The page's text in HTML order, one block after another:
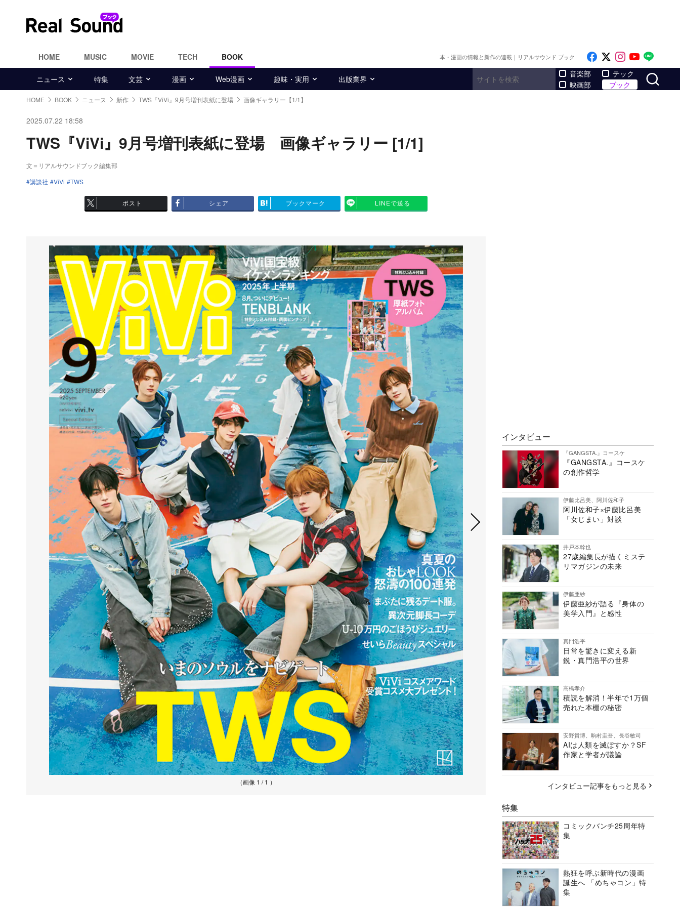
HOME MUSIC MOVIE TECH BOOK 本・漫画の情報と新作の連載｜リアルサウンド ブック Like on Facebook
Follow on x
Follow on
Follow
ニュース 特集 文芸 漫画 Web漫画 趣味・実用 出版業界
音楽部
映画部
テック
ブック
HOME BOOK ニュース 新作 TWS『ViVi』9月号増刊表紙に登場 画像ギャラリー【1/1】
2025.07.22 18:58
TWS『ViVi』9月号増刊表紙に登場 画像ギャラリー [1/1]
文＝リアルサウンドブック編集部
講談社
ViVi TWS
ポスト シェア ブックマーク LINEで送る
（画像 1 / 1 ）
インタビュー
『GANGSTA.』コースケ
『GANGSTA.』コースケ
の創作哲学
伊藤比呂美、阿川佐和子
阿川佐和子×伊藤比呂美
「女じまい」対談
井戸本幹也
27歳編集長が描くミステ
リマガジンの未来
伊藤亜紗
伊藤亜紗が語る『身体の
美学入門』と感性
真門浩平
日常を驚きに変える新
鋭・真門浩平の世界
高橋孝介
積読を解消！半年で1万個
売れた本棚の秘密
安野貴博、駒村圭吾、長谷敏司
AIは人類を滅ぼすか？SF
作家と学者が議論
インタビュー記事をもっと見る
特集
コミックバンチ25周年特
集
熱狂を呼ぶ新時代の漫画
誕生へ 「めちゃコン」特
集